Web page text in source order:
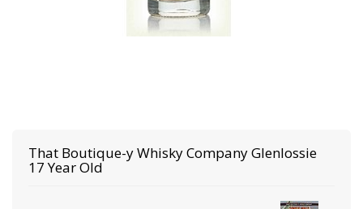
That Boutique-y Whisky CompanyGlenlossie
17 Year Old